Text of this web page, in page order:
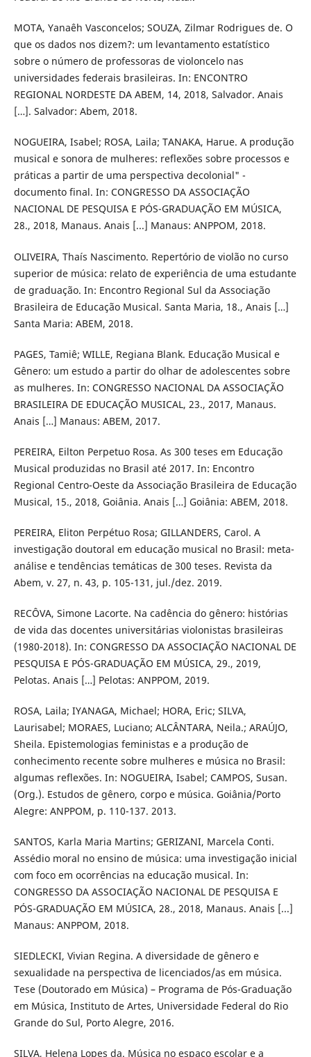
MOTA, Yanaêh Vasconcelos; SOUZA, Zilmar Rodrigues de. O
que os dados nos dizem?: um levantamento estatístico
sobre o número de professoras de violoncelo nas
universidades federais brasileiras. In: ENCONTRO
REGIONAL NORDESTE DA ABEM, 14, 2018, Salvador. Anais
[…]. Salvador: Abem, 2018.
NOGUEIRA, Isabel; ROSA, Laila; TANAKA, Harue. A produção
musical e sonora de mulheres: reflexões sobre processos e
práticas a partir de uma perspectiva decolonial" -
documento final. In: CONGRESSO DA ASSOCIAÇÃO
NACIONAL DE PESQUISA E PÓS-GRADUAÇÃO EM MÚSICA,
28., 2018, Manaus. Anais [...] Manaus: ANPPOM, 2018.
OLIVEIRA, Thaís Nascimento. Repertório de violão no curso
superior de música: relato de experiência de uma estudante
de graduação. In: Encontro Regional Sul da Associação
Brasileira de Educação Musical. Santa Maria, 18., Anais […]
Santa Maria: ABEM, 2018.
PAGES, Tamiê; WILLE, Regiana Blank. Educação Musical e
Gênero: um estudo a partir do olhar de adolescentes sobre
as mulheres. In: CONGRESSO NACIONAL DA ASSOCIAÇÃO
BRASILEIRA DE EDUCAÇÃO MUSICAL, 23., 2017, Manaus.
Anais […] Manaus: ABEM, 2017.
PEREIRA, Eilton Perpetuo Rosa. As 300 teses em Educação
Musical produzidas no Brasil até 2017. In: Encontro
Regional Centro-Oeste da Associação Brasileira de Educação
Musical, 15., 2018, Goiânia. Anais […] Goiânia: ABEM, 2018.
PEREIRA, Eliton Perpétuo Rosa; GILLANDERS, Carol. A
investigação doutoral em educação musical no Brasil: meta-
análise e tendências temáticas de 300 teses. Revista da
Abem, v. 27, n. 43, p. 105-131, jul./dez. 2019.
RECÔVA, Simone Lacorte. Na cadência do gênero: histórias
de vida das docentes universitárias violonistas brasileiras
(1980-2018). In: CONGRESSO DA ASSOCIAÇÃO NACIONAL DE
PESQUISA E PÓS-GRADUAÇÃO EM MÚSICA, 29., 2019,
Pelotas. Anais […] Pelotas: ANPPOM, 2019.
ROSA, Laila; IYANAGA, Michael; HORA, Eric; SILVA,
Laurisabel; MORAES, Luciano; ALCÂNTARA, Neila.; ARAÚJO,
Sheila. Epistemologias feministas e a produção de
conhecimento recente sobre mulheres e música no Brasil:
algumas reflexões. In: NOGUEIRA, Isabel; CAMPOS, Susan.
(Org.). Estudos de gênero, corpo e música. Goiânia/Porto
Alegre: ANPPOM, p. 110-137. 2013.
SANTOS, Karla Maria Martins; GERIZANI, Marcela Conti.
Assédio moral no ensino de música: uma investigação inicial
com foco em ocorrências na educação musical. In:
CONGRESSO DA ASSOCIAÇÃO NACIONAL DE PESQUISA E
PÓS-GRADUAÇÃO EM MÚSICA, 28., 2018, Manaus. Anais [...]
Manaus: ANPPOM, 2018.
SIEDLECKI, Vivian Regina. A diversidade de gênero e
sexualidade na perspectiva de licenciados/as em música.
Tese (Doutorado em Música) – Programa de Pós-Graduação
em Música, Instituto de Artes, Universidade Federal do Rio
Grande do Sul, Porto Alegre, 2016.
SILVA, Helena Lopes da. Música no espaço escolar e a